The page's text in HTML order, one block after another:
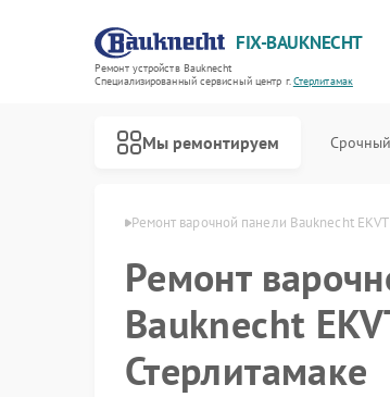
FIX-BAUKNECHT
Ремонт устройств Bauknecht
Специализированный cервисный центр г.Стерлитамак
Мы ремонтируем
Ремонт варочной панели Bauknecht
Ремонт
Bauknecht
Стерлитамаке